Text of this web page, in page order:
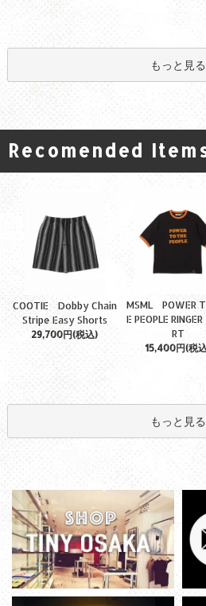
もっと見る
Recomended
COOTIE Dobby Chain
Stripe Easy Shorts
29,700円(税込)
MSML POWER
E PEOPLE
RT
15,400円(税
もっと見る